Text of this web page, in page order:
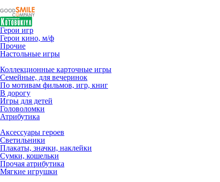
Герои игр
Герои кино, м/ф
Прочие
Настольные игры
Коллекционные карточные игры
Семейные, для вечеринок
По мотивам фильмов, игр, книг
В дорогу
Игры для детей
Головоломки
Атрибутика
Аксессуары героев
Светильники
Плакаты, значки, наклейки
Сумки, кошельки
Прочая атрибутика
Мягкие игрушки